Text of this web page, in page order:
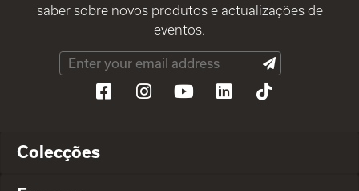
saber sobre novos produtos e actualizações de
eventos.
Colecções